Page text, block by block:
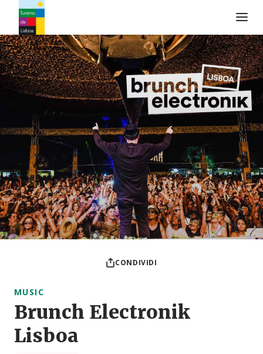
Logo di Turismo de Lisboa
CONDIVIDI
MUSIC
Brunch Electronik
Lisboa